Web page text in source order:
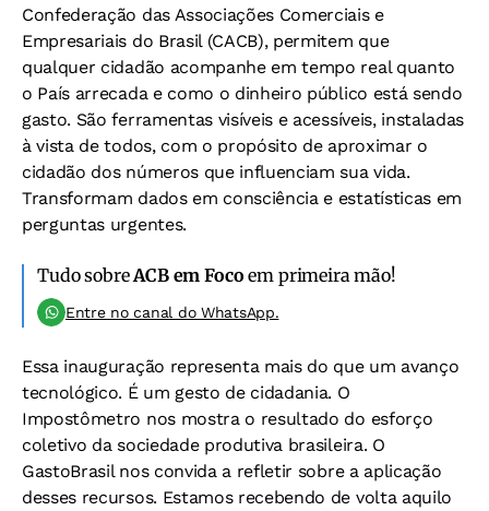
Confederação das Associações Comerciais e
Empresariais do Brasil (CACB), permitem que
qualquer cidadão acompanhe em tempo real quanto
o País arrecada e como o dinheiro público está sendo
gasto. São ferramentas visíveis e acessíveis, instaladas
à vista de todos, com o propósito de aproximar o
cidadão dos números que influenciam sua vida.
Transformam dados em consciência e estatísticas em
perguntas urgentes.
Tudo sobreACB em Foco em primeira mão!
Entre no canal do WhatsApp.
Essa inauguração representa mais do que um avanço
tecnológico. É um gesto de cidadania. O
Impostômetro nos mostra o resultado do esforço
coletivo da sociedade produtiva brasileira. O
GastoBrasil nos convida a refletir sobre a aplicação
desses recursos. Estamos recebendo de volta aquilo